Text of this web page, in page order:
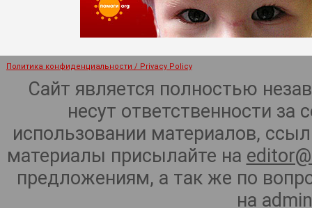
Политика конфиденциальности / Privacy Policy
Сайт является полностью
несут ответственности
использовании материалов,
материалы присылайте на
предложениям, а так же по
на